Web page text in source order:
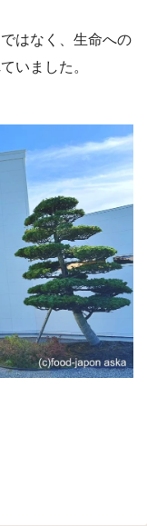
はなく、生命への
いました。